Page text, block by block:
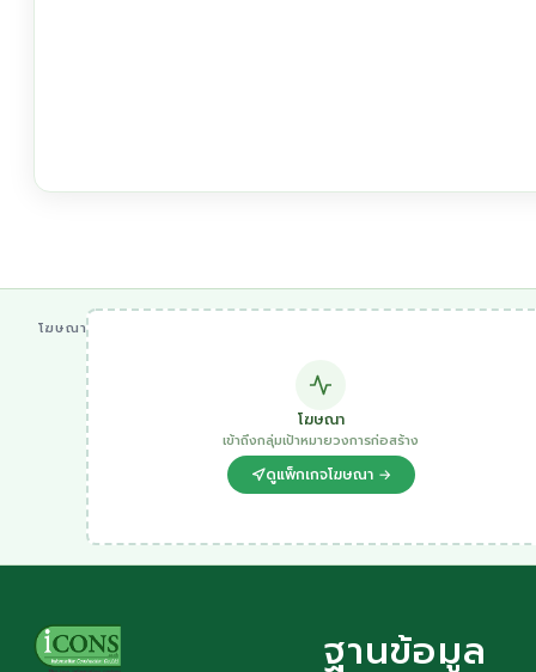
โฆษณา
โฆษณา
เข้าถึงกลุ่มเป้าหมายวงการก่อสร้าง
ดูแพ็กเกจโฆษณา →
ฐานข้อมูล